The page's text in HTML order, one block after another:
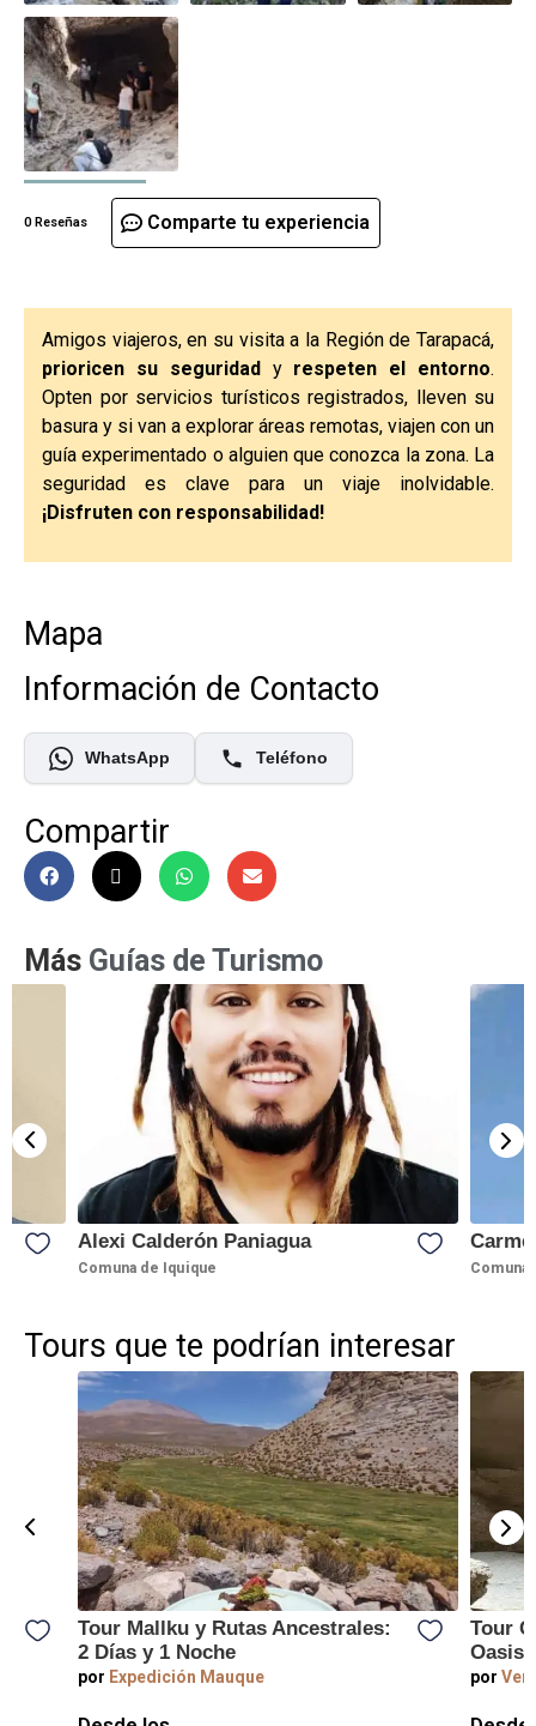
0 Reseñas Comparte tu experiencia
Amigos viajeros, en su visita a la Región de Tarapacá,
prioricen su seguridady respeten el entorno.
Opten por servicios turísticos registrados, lleven su
basura y si van a explorar áreas remotas, viajen con un
guía experimentado o alguien que conozca la zona. La
seguridad es clave para un viaje inolvidable.
¡Disfruten con responsabilidad!
Mapa
Información de Contacto
WhatsApp Teléfono
Compartir
Más Guías de Turismo
Alexi Calderón Paniagua
Comuna de Iquique Comuna
Tours que te podrían interesar
Tour Mallku y Rutas Ancestrales:
2 Días y 1 Noche
por Expedición Mauque
Tour
Oasis
por